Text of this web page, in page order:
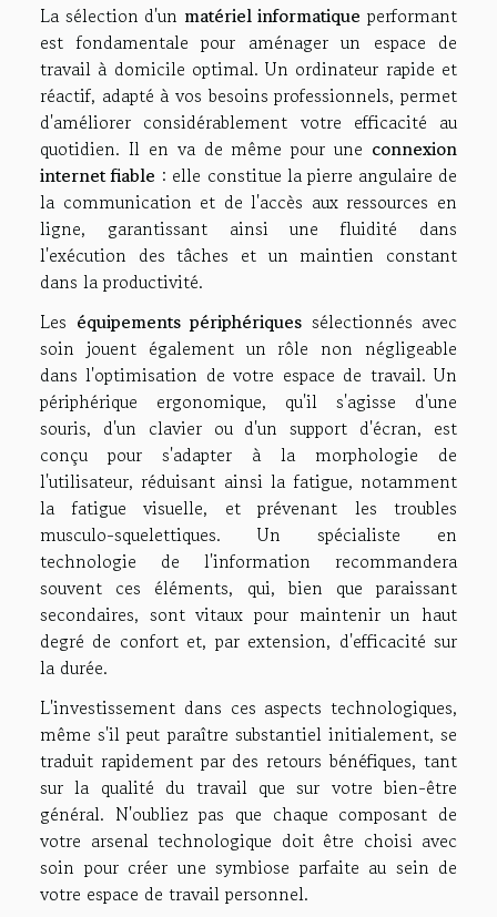
La sélection d'un matériel informatique performant
est fondamentale pour aménager un espace de
travail à domicile optimal. Un ordinateur rapide et
réactif, adapté à vos besoins professionnels, permet
d'améliorer considérablement votre efficacité au
quotidien. Il en va de même pour une connexion
internet fiable : elle constitue la pierre angulaire de
la communication et de l'accès aux ressources en
ligne, garantissant ainsi une fluidité dans
l'exécution des tâches et un maintien constant
dans la productivité.
Les équipements périphériques sélectionnés avec
soin jouent également un rôle non négligeable
dans l'optimisation de votre espace de travail. Un
périphérique ergonomique, qu'il s'agisse d'une
souris, d'un clavier ou d'un support d'écran, est
conçu pour s'adapter à la morphologie de
l'utilisateur, réduisant ainsi la fatigue, notamment
la fatigue visuelle, et prévenant les troubles
musculo-squelettiques. Un spécialiste en
technologie de l'information recommandera
souvent ces éléments, qui, bien que paraissant
secondaires, sont vitaux pour maintenir un haut
degré de confort et, par extension, d'efficacité sur
la durée.
L'investissement dans ces aspects technologiques,
même s'il peut paraître substantiel initialement, se
traduit rapidement par des retours bénéfiques, tant
sur la qualité du travail que sur votre bien-être
général. N'oubliez pas que chaque composant de
votre arsenal technologique doit être choisi avec
soin pour créer une symbiose parfaite au sein de
votre espace de travail personnel.